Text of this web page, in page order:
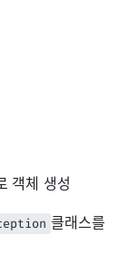
객체 생성
클래스를